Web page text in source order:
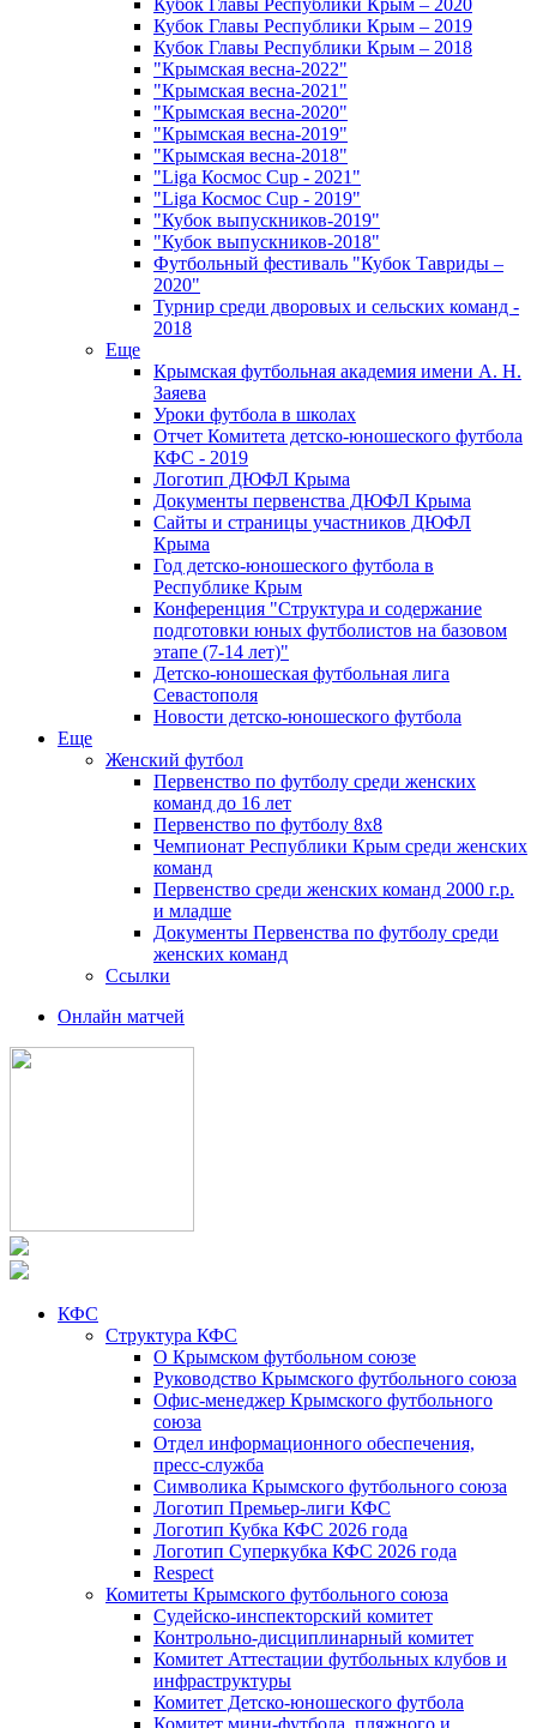
Кубок Главы Республики Крым – 2020
Кубок Главы Республики Крым – 2019
Кубок Главы Республики Крым – 2018
"Крымская весна-2022"
"Крымская весна-2021"
"Крымская весна-2020"
"Крымская весна-2019"
"Крымская весна-2018"
"Liga Космос Cup - 2021"
"Liga Космос Cup - 2019"
"Кубок выпускников-2019"
"Кубок выпускников-2018"
Футбольный фестиваль "Кубок Тавриды –
2020"
Турнир среди дворовых и сельских команд -
2018
Еще
Крымская футбольная академия имени А. Н.
Заяева
Уроки футбола в школах
Отчет Комитета детско-юношеского футбола
КФС - 2019
Логотип ДЮФЛ Крыма
Документы первенства ДЮФЛ Крыма
Сайты и страницы участников ДЮФЛ
Крыма
Год детско-юношеского футбола в
Республике Крым
Конференция "Структура и содержание
подготовки юных футболистов на базовом
этапе (7-14 лет)"
Детско-юношеская футбольная лига
Севастополя
Новости детско-юношеского футбола
Еще
Женский футбол
Первенство по футболу среди женских
команд до 16 лет
Первенство по футболу 8х8
Чемпионат Республики Крым среди женских
команд
Первенство среди женских команд 2000 г.р.
и младше
Документы Первенства по футболу среди
женских команд
Ссылки
Онлайн матчей
КФС
Структура КФС
О Крымском футбольном союзе
Руководство Крымского футбольного союза
Офис-менеджер Крымского футбольного
союза
Отдел информационного обеспечения,
пресс-служба
Символика Крымского футбольного союза
Логотип Премьер-лиги КФС
Логотип Кубка КФС 2026 года
Логотип Суперкубка КФС 2026 года
Respect
Комитеты Крымского футбольного союза
Судейско-инспекторский комитет
Контрольно-дисциплинарный комитет
Комитет Аттестации футбольных клубов и
инфраструктуры
Комитет Детско-юношеского футбола
Комитет мини-футбола, пляжного и